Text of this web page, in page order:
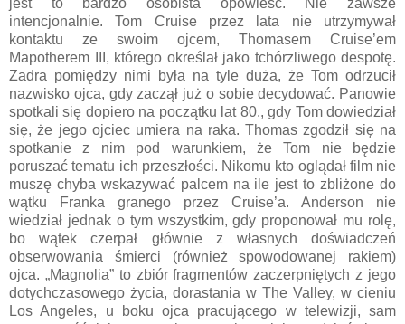
intencjonalnie. Tom Cruise przez lata nie utrzymywał
kontaktu ze swoim ojcem, Thomasem Cruise’em
Mapotherem III, którego określał jako tchórzliwego despotę.
Zadra pomiędzy nimi była na tyle duża, że Tom odrzucił
nazwisko ojca, gdy zaczął już o sobie decydować. Panowie
spotkali się dopiero na początku lat 80., gdy Tom dowiedział
się, że jego ojciec umiera na raka. Thomas zgodził się na
spotkanie z nim pod warunkiem, że Tom nie będzie
poruszać tematu ich przeszłości. Nikomu kto oglądał film nie
muszę chyba wskazywać palcem na ile jest to zbliżone do
wątku Franka granego przez Cruise’a. Anderson nie
wiedział jednak o tym wszystkim, gdy proponował mu rolę,
bo wątek czerpał głównie z własnych doświadczeń
obserwowania śmierci (również spowodowanej rakiem)
ojca. „Magnolia” to zbiór fragmentów zaczerpniętych z jego
dotychczasowego życia, dorastania w The Valley, w cieniu
Los Angeles, u boku ojca pracującego w telewizji, sam